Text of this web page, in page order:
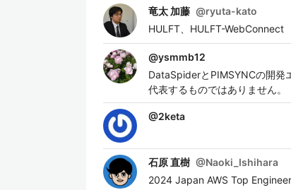
竜太 加藤 @ryuta-kato
HULFT、HULFT-WebConnect
@ysmmb12
DataSpiderとPIMSYNCの開発
代表するものではありません。
@2keta
石原 直樹 @Naoki_Ishihara
2024 Japan AWS Top